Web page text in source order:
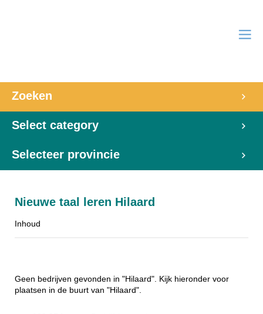
Zoeken
Select category
Selecteer provincie
Nieuwe taal leren Hilaard
Inhoud
Geen bedrijven gevonden in "Hilaard". Kijk hieronder voor
plaatsen in de buurt van "Hilaard".